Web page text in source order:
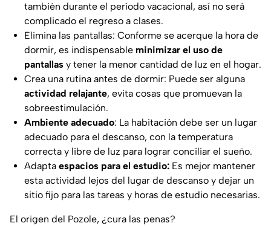
también durante el período vacacional, así no será
complicado el regreso a clases.
Elimina las pantallas: Conforme se acerque la hora de
dormir, es indispensable minimizar el uso de
pantallas y tener la menor cantidad de luz en el hogar.
Crea una rutina antes de dormir: Puede ser alguna
actividad relajante, evita cosas que promuevan la
sobreestimulación.
Ambiente adecuado: La habitación debe ser un lugar
adecuado para el descanso, con la temperatura
correcta y libre de luz para lograr conciliar el sueño.
Adapta espacios para el estudio: Es mejor mantener
esta actividad lejos del lugar de descanso y dejar un
sitio fijo para las tareas y horas de estudio necesarias.
El origen del Pozole, ¿cura las penas?